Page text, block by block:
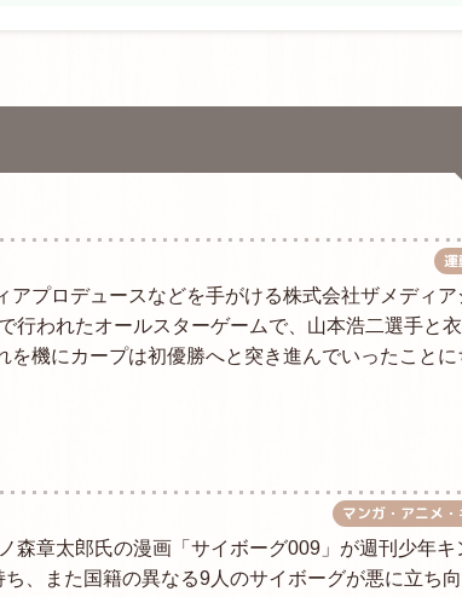
プロデュースなどを手がける株式会社ザメディア
行われたオールスターゲームで、山本浩二選手と
機にカープは初優勝へと突き進んでいったことに
マンガ・アニメ
森章太郎氏の漫画「サイボーグ009」が週刊少年キ
、また国籍の異なる9人のサイボーグが悪に立ち